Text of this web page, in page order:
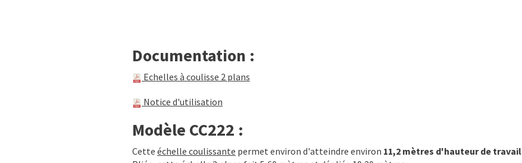
Documentation :
Echelles à coulisse 2 plans
Notice d'utilisation
Modèle CC222 :
Cette échelle coulissante permet environ d'atteindre environ 11,2 mètres d'hauteur de travail